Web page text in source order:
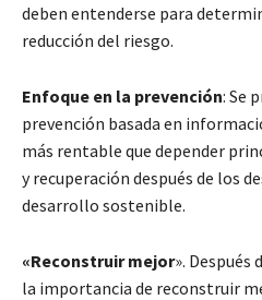
deben entenderse para
reducción del riesgo.
Enfoque en la prevención: Se
prevención basada en
más rentable que depender
y recuperación después de los
desarrollo sostenible.
«Reconstruir mejor». Después
la importancia de reconstruir